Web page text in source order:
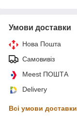
Умови доставки
Нова Пошта
Самовивіз
Meest ПОШТА
Delivery
Всі умови доставки